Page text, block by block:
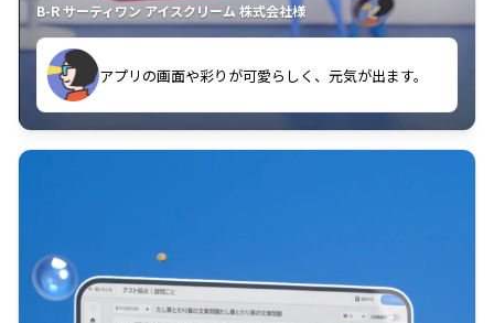
B-R サーティワン アイスクリーム 株式会社様
アプリの画面や彩りが可愛らしく、元気が出ます。
クラスごとに特典があるようなので使うのが楽しいで
す。